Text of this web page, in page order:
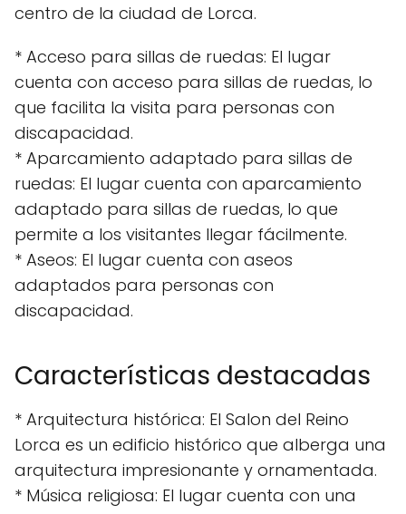
centro de la ciudad de Lorca.
* Acceso para sillas de ruedas: El lugar
cuenta con acceso para sillas de ruedas, lo
que facilita la visita para personas con
discapacidad.
* Aparcamiento adaptado para sillas de
ruedas: El lugar cuenta con aparcamiento
adaptado para sillas de ruedas, lo que
permite a los visitantes llegar fácilmente.
* Aseos: El lugar cuenta con aseos
adaptados para personas con
discapacidad.
Características destacadas
* Arquitectura histórica: El Salon del Reino
Lorca es un edificio histórico que alberga una
arquitectura impresionante y ornamentada.
* Música religiosa: El lugar cuenta con una